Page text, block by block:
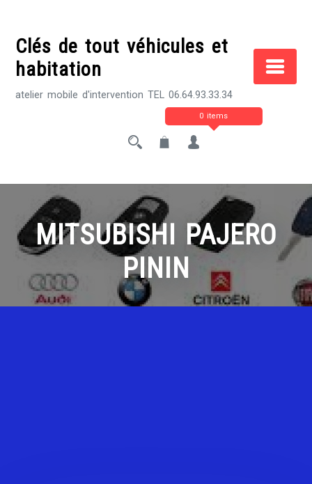
contentClés de tout véhicules et
habitation
atelier mobile d'intervention TEL 06.64.93.33.34
0 items
MITSUBISHI PAJERO
PININ